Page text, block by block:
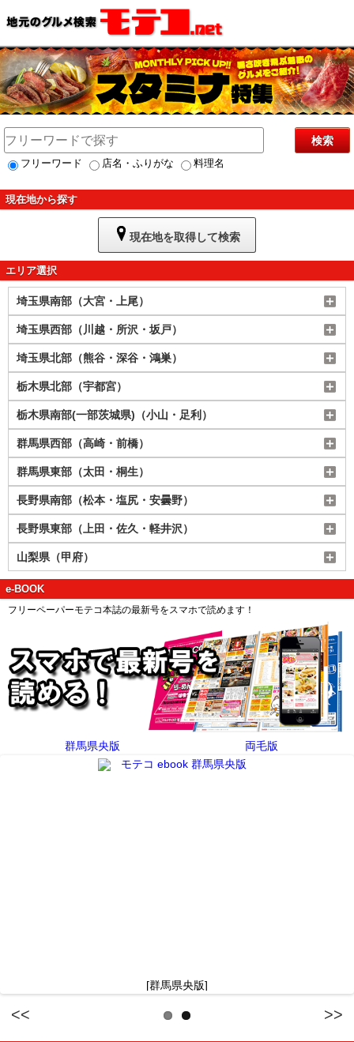
検索
フリーワード 店名・ふりがな 料理名
現在地から探す
現在地を取得して検索
エリア選択
埼玉県南部（大宮・上尾）
埼玉県西部（川越・所沢・坂戸）
埼玉県北部（熊谷・深谷・鴻巣）
栃木県北部（宇都宮）
栃木県南部(一部茨城県)（小山・足利）
群馬県西部（高崎・前橋）
群馬県東部（太田・桐生）
長野県南部（松本・塩尻・安曇野）
長野県東部（上田・佐久・軽井沢）
山梨県（甲府）
e-BOOK
フリーペーパーモテコ本誌の最新号をスマホで読めます！
群馬県央版 両毛版
[群馬県央版]